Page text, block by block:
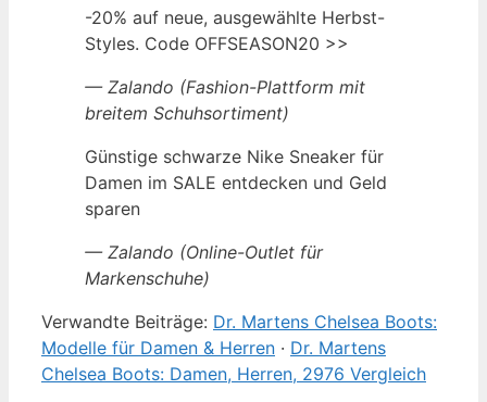
-20% auf neue, ausgewählte Herbst-
Styles. Code OFFSEASON20 >>
— Zalando (Fashion-Plattform mit
breitem Schuhsortiment)
Günstige schwarze Nike Sneaker für
Damen im SALE entdecken und Geld
sparen
— Zalando (Online-Outlet für
Markenschuhe)
Verwandte Beiträge: Dr. Martens Chelsea Boots:
Modelle für Damen & Herren · Dr. Martens
Chelsea Boots: Damen, Herren, 2976 Vergleich